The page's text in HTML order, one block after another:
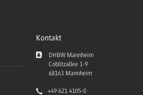
Kontakt
DHBW Mannheim
Coblitzallee 1-9
68163 Mannheim
+49 621 4105-0